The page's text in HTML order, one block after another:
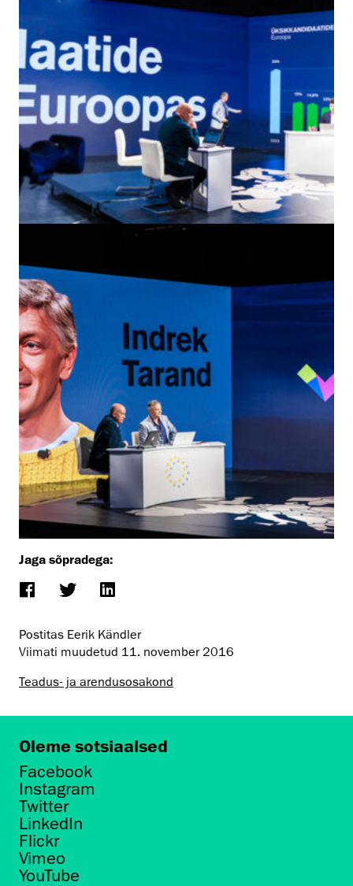
Jaga sõpradega:
Postitas Eerik Kändler
Viimati muudetud 11. november 2016
Teadus- ja arendusosakond
Oleme sotsiaalsed
Facebook
Instagram
Twitter
LinkedIn
Flickr
Vimeo
YouTube